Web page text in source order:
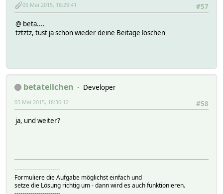
#57
05 Mai 2015, 18:29:41
@ beta....
tztztz, tust ja schon wieder deine Beitäge löschen
betateilchen
Developer
#58
05 Mai 2015, 18:36:12
ja, und weiter?
-----------------------
Formuliere die Aufgabe möglichst einfach und
setze die Lösung richtig um - dann wird es auch funktionieren.